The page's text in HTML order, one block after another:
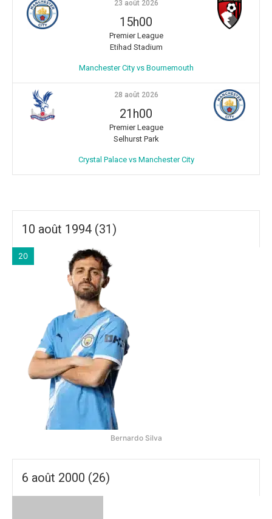
23 août 2026
15h00
Premier League
Etihad Stadium
Manchester City vs Bournemouth
28 août 2026
21h00
Premier League
Selhurst Park
Crystal Palace vs Manchester City
10 août 1994 (31)
20
Bernardo Silva
6 août 2000 (26)